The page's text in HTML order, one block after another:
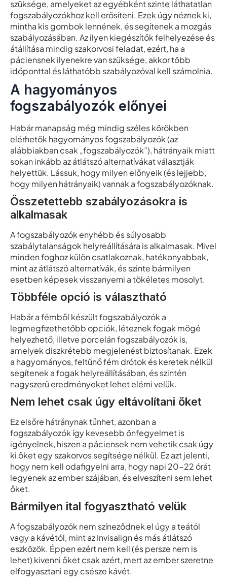
szüksége, amelyeket az egyébként szinte láthatatlan
fogszabályozókhoz kell erősíteni. Ezek úgy néznek ki,
mintha kis gombok lennének, és segítenek a mozgás
szabályozásában. Az ilyen kiegészítők felhelyezése és
átállítása mindig szakorvosi feladat, ezért, ha a
páciensnek ilyenekre van szüksége, akkor több
időponttal és láthatóbb szabályozóval kell számolnia.
A hagyományos
fogszabályozók előnyei
Habár manapság még mindig széles körökben
elérhetők hagyományos fogszabályozók (az
alábbiakban csak „fogszabályozók”), hátrányaik miatt
sokan inkább az átlátszó alternatívákat választják
helyettük. Lássuk, hogy milyen előnyeik (és lejjebb,
hogy milyen hátrányaik) vannak a fogszabályozóknak.
Összetettebb szabályozásokra is
alkalmasak
A fogszabályozók enyhébb és súlyosabb
szabálytalanságok helyreállítására is alkalmasak. Mivel
minden foghoz külön csatlakoznak, hatékonyabbak,
mint az átlátszó alternatívák, és szinte bármilyen
esetben képesek visszanyerni a tökéletes mosolyt.
Többféle opció is választható
Habár a fémből készült fogszabályozók a
legmegfizethetőbb opciók, léteznek fogak mögé
helyezhető, illetve porcelán fogszabályozók is,
amelyek diszkrétebb megjelenést biztosítanak. Ezek
a hagyományos, feltűnő fém drótok és keretek nélkül
segítenek a fogak helyreállításában, és szintén
nagyszerű eredményeket lehet elérni velük.
Nem lehet csak úgy eltávolítani őket
Ez elsőre hátránynak tűnhet, azonban a
fogszabályozók így kevesebb önfegyelmet is
igényelnek, hiszen a páciensek nem vehetik csak úgy
ki őket egy szakorvos segítsége nélkül. Ez azt jelenti,
hogy nem kell odafigyelni arra, hogy napi 20-22 órát
legyenek az ember szájában, és elveszíteni sem lehet
őket.
Bármilyen ital fogyasztható velük
A fogszabályozók nem színeződnek el úgy a teától
vagy a kávétól, mint az Invisalign és más átlátszó
eszközök. Éppen ezért nem kell (és persze nem is
lehet) kivenni őket csak azért, mert az ember szeretne
elfogyasztani egy csésze kávét.